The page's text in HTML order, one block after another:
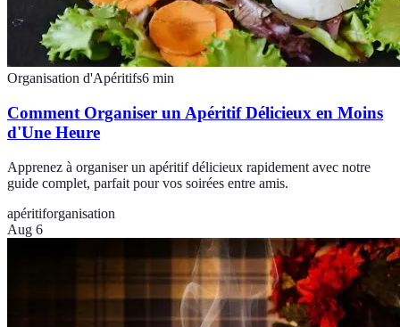
Organisation d'Apéritifs6 min
Comment Organiser un Apéritif Délicieux en Moins
d'Une Heure
Apprenez à organiser un apéritif délicieux rapidement avec notre
guide complet, parfait pour vos soirées entre amis.
apéritiforganisation
Aug 6